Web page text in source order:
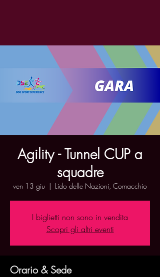
Agility - Tunnel CUP a
squadre
ven 13 giu
  |
Lido delle Nazioni, Comacchio
I biglietti non sono in vendita
Scopri gli altri eventi
Orario & Sede